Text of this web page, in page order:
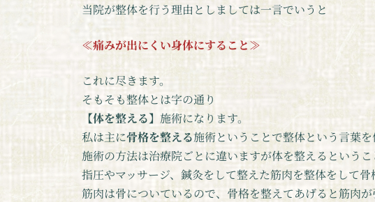
当院が整体を行う理由としましては一言でいうと
≪痛みが出にくい身体にすること≫
これに尽きます。
そもそも整体とは字の通り
【体を整える】施術になります。
私は主に骨格を整える施術ということで整体という言葉を
施術の方法は治療院ごとに違いますが体を整えるというこ
指圧やマッサージ、鍼灸をして整えた筋肉を整体をして
筋肉は骨についているので、骨格を整えてあげると筋肉